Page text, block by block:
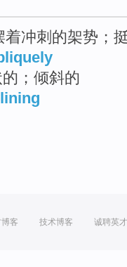
着冲刺的架势；
；倾斜的
客 技术博客 诚聘英才